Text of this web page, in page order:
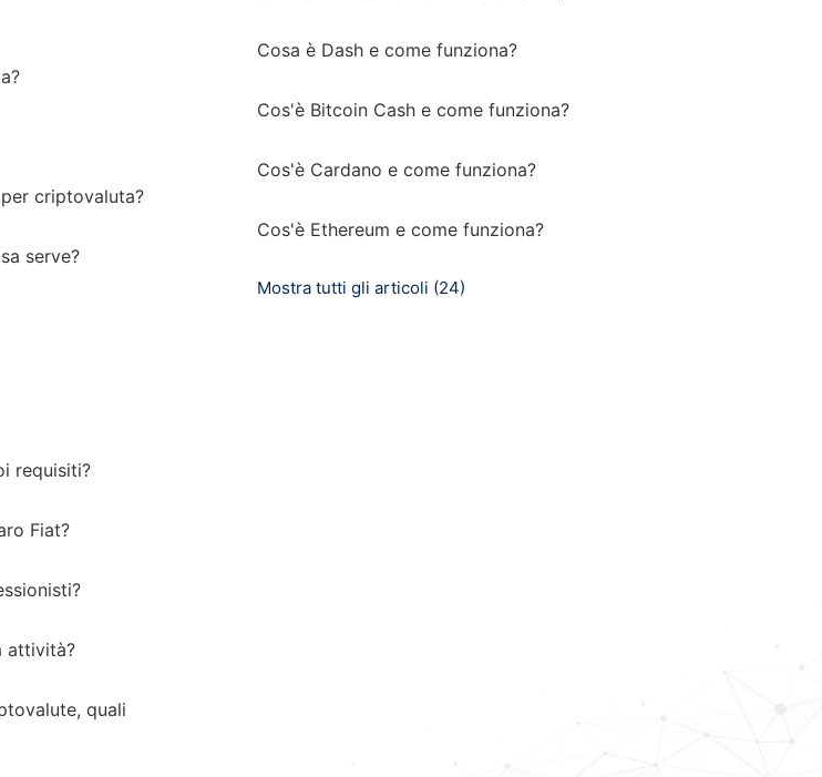
criptovaluta?
serve?
Cosa è Dash e come funziona?
Cos'è Bitcoin Cash e come funziona?
Cos'è Cardano e come funziona?
Cos'è Ethereum e come funziona?
Mostra tutti gli articoli (24)
requisiti?
Fiat?
attività?
quali